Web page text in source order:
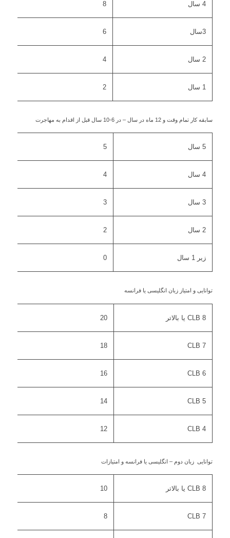
4 سال 8
3سال 6
2 سال 4
1 سال 2
سابقه کار تمام وقت و 12 ماه در سال – در 6-10 سال قبل از اقدام به مهاجرت
5 سال 5
4 سال 4
3 سال 3
2 سال 2
زیر 1 سال 0
توانایی و امتیاز زبان انگلیسی یا فرانسه
CLB 8 یا بالاتر 20
CLB 7
18
CLB 6
16
CLB 5
14
CLB 4
12
توانایی زبان دوم – انگلیسی یا فرانسه و امتیازات
CLB 8 یا بالاتر 10
CLB 7
8